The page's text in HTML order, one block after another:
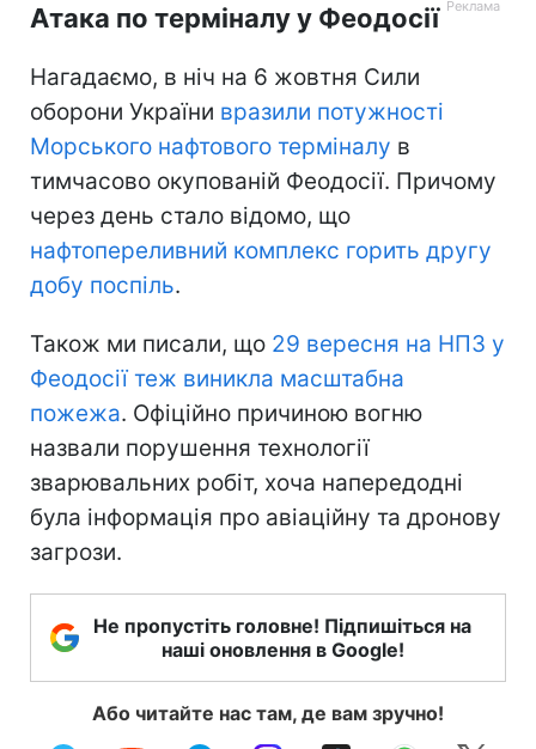
Атака по терміналу у Феодосії
Нагадаємо, в ніч на 6 жовтня Сили
оборони України вразили потужності
Морського нафтового терміналу в
тимчасово окупованій Феодосії. Причому
через день стало відомо, що
нафтопереливний комплекс горить другу
добу поспіль.
Також ми писали, що 29 вересня на НПЗ у
Феодосії теж виникла масштабна
пожежа. Офіційно причиною вогню
назвали порушення технології
зварювальних робіт, хоча напередодні
була інформація про авіаційну та дронову
загрози.
Не пропустіть головне! Підпишіться на
наші оновлення в Google!
Або читайте нас там, де вам зручно!